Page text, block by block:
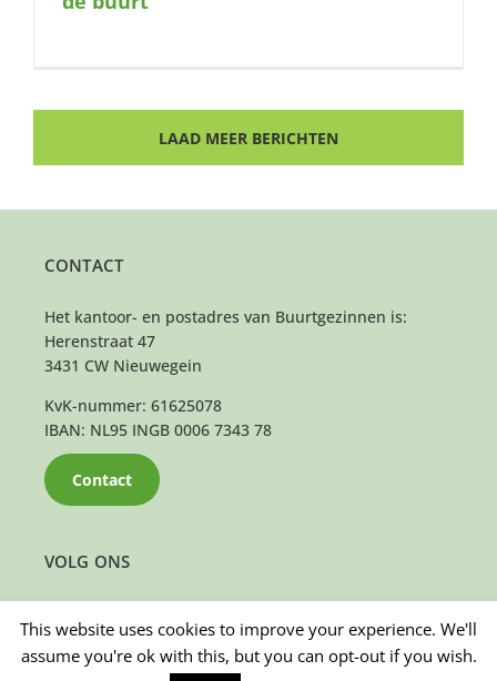
LAAD MEER BERICHTEN
VOLG ONS
CONTACT
Het kantoor- en postadres van Buurtgezinnen is:
Herenstraat 47
3431 CW Nieuwegein
KvK-nummer: 61625078
IBAN: NL95 INGB 0006 7343 78
Contact
This website uses cookies to improve your experience. We'll
assume you're ok with this, but you can opt-out if you wish.